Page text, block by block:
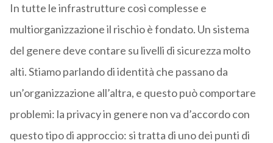
In tutte le infrastrutture così complesse e
multiorganizzazione il rischio è fondato. Un sistema
del genere deve contare su livelli di sicurezza molto
alti. Stiamo parlando di identità che passano da
un’organizzazione all’altra, e questo può comportare
problemi: la privacy in genere non va d’accordo con
questo tipo di approccio: si tratta di uno dei punti di